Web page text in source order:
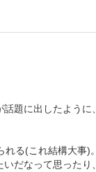
題に出したよう
る(これ結構大事)。
だなって思った